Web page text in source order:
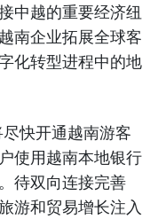
中越的重要经济纽
南企业拓展全球客
化转型进程中的地
快开通越南游客
使用越南本地银行
待双向连接完善
游和贸易增长注入